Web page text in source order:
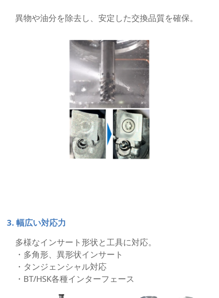
異物や油分を除去し、安定した交換品質を確保。
3. 幅広い対応力
多様なインサート形状と工具に対応。
・多角形、異形状インサート
・タンジェンシャル対応
・BT/HSK各種インターフェース